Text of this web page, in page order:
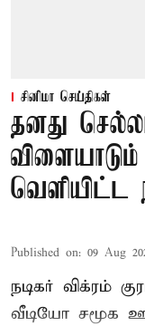
சினிமா செய்திகள்
தனது
வெளியிட்ட
Published on: 09 Aug
நடிகர் விக்ரம்
வீடியோ சமூக